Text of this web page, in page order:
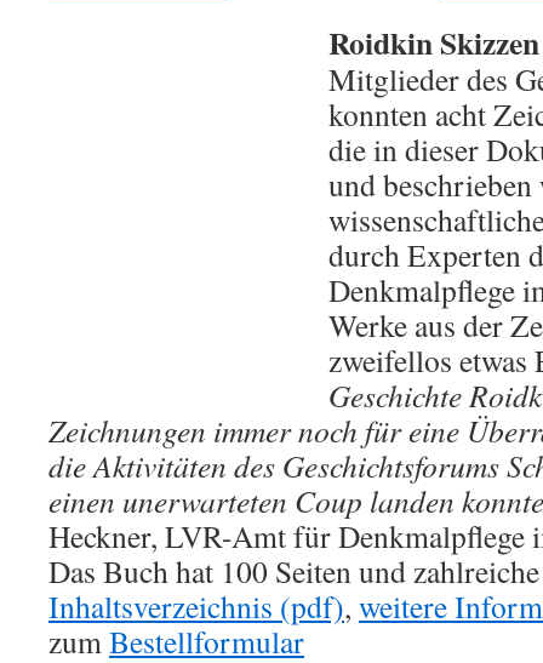
Roidkin
Mitglieder des
konnten acht
die in dieser
und
durch Experten
Denkmalpflege
Werke aus der
zweifellos
Geschichte
Zeichnungen immer noch für eine
die Aktivitäten des Geschichtsforums
einen unerwarteten Coup landen
Heckner, LVR-Amt für Denkmalpflege
Das Buch hat 100 Seiten und
Inhaltsverzeichnis (pdf), weitere
zumBestellformular